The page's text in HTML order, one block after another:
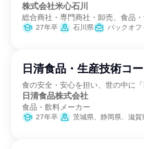
株式会社米心石川
総合商社・専門商社・卸売、食品
27年卒 石川県 バックオフ
日清食品・生産技術コ
食の安全・安心を担い、世の中に「
日清食品株式会社
食品・飲料メーカー
27年卒 茨城県、静岡県、滋賀県